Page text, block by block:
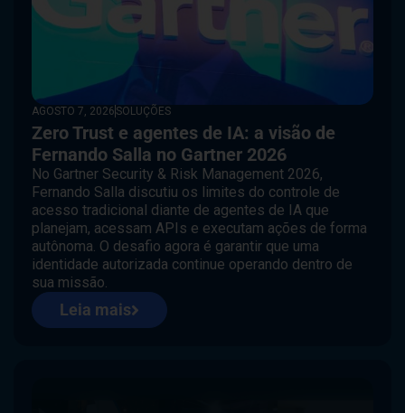
AGOSTO 7, 2026 SOLUÇÕES
Zero Trust e agentes de IA: a visão de
Fernando Salla no Gartner 2026
No Gartner Security & Risk Management 2026,
Fernando Salla discutiu os limites do controle de
acesso tradicional diante de agentes de IA que
planejam, acessam APIs e executam ações de forma
autônoma. O desafio agora é garantir que uma
identidade autorizada continue operando dentro de
sua missão.
Leia mais